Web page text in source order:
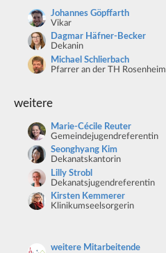
Johannes Göpffarth
Vikar
Dagmar Häfner-Becker
Dekanin
Michael Schlierbach
Pfarrer an der TH Rosenheim
weitere
Marie-Cécile Reuter
Gemeindejugendreferentin
Seonghyang Kim
Dekanatskantorin
Lilly Strobl
Dekanatsjugendreferentin
Kirsten Kemmerer
Klinikumseelsorgerin
weitere Mitarbeitende